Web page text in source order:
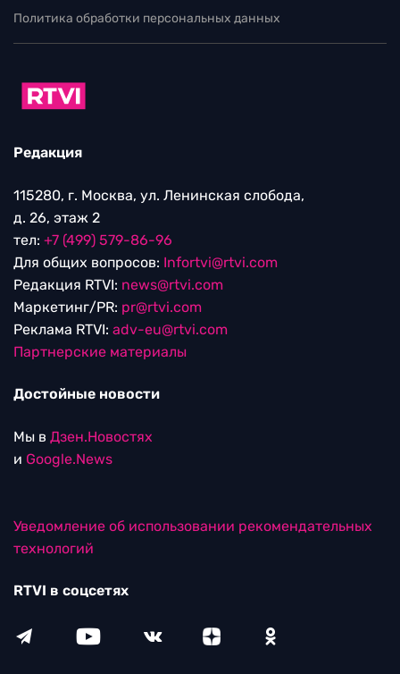
Политика обработки персональных данных
Редакция
115280, г. Москва, ул. Ленинская слобода,
д. 26, этаж 2
тел: +7 (499) 579-86-96
Для общих вопросов: Infortvi@rtvi.com
Редакция RTVI: news@rtvi.com
Маркетинг/PR: pr@rtvi.com
Реклама RTVI: adv-eu@rtvi.com
Партнерские материалы
Достойные новости
Мы в Дзен.Новостях
и Google.News
Уведомление об использовании рекомендательных
технологий
RTVI в соцсетях